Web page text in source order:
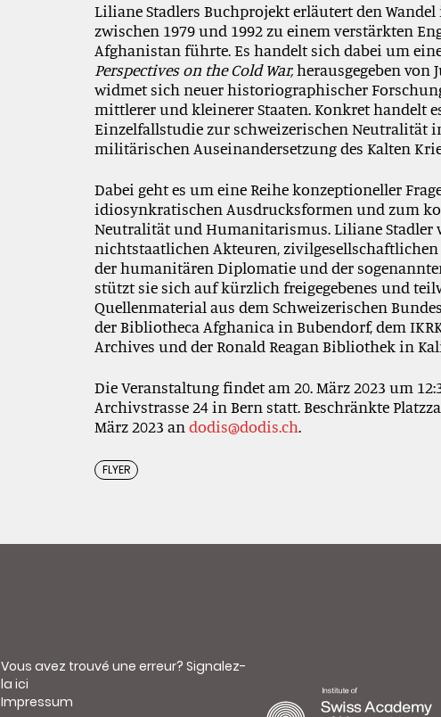
Liliane Stadlers Buchprojekt erläutert den
zwischen 1979und 1992 zu einem verstärkten
Afghanistan führte. Es handeltsich dabei um ein
Perspectives on the Cold War,herausgegeben von
widmetsich neuerhistoriographischer
mittlerer und kleinererStaaten.Konkret handelt
Einzelfallstudie zur schweizerischen Neutralität
militärischen Auseinandersetzungdes Kalten
Dabei geht es um eine Reihe konzeptioneller
idiosynkratischen Ausdrucksformen und zum
Neutralität und Humanitarismus.Liliane Stadler
nichtstaatlichen Akteuren,
derhumanitären Diplomatie und der
stützt sie sich aufkürzlich freigegebenes und
Quellenmaterial aus dem Schweizerischen
der Bibliotheca Afghanica in Bubendorf,dem
Archives und derRonald Reagan Bibliothek in Kal
Die Veranstaltung findet am 20. März 2023 um
Archivstrasse 24 in Bern statt. Beschränkte
März 2023 an dodis@dodis.ch.
FLYER
Vous avez trouvé une erreur?Signalez-
la ici
Impressum